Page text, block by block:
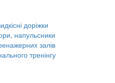
доріжки
напульсники
залів
тренінгу